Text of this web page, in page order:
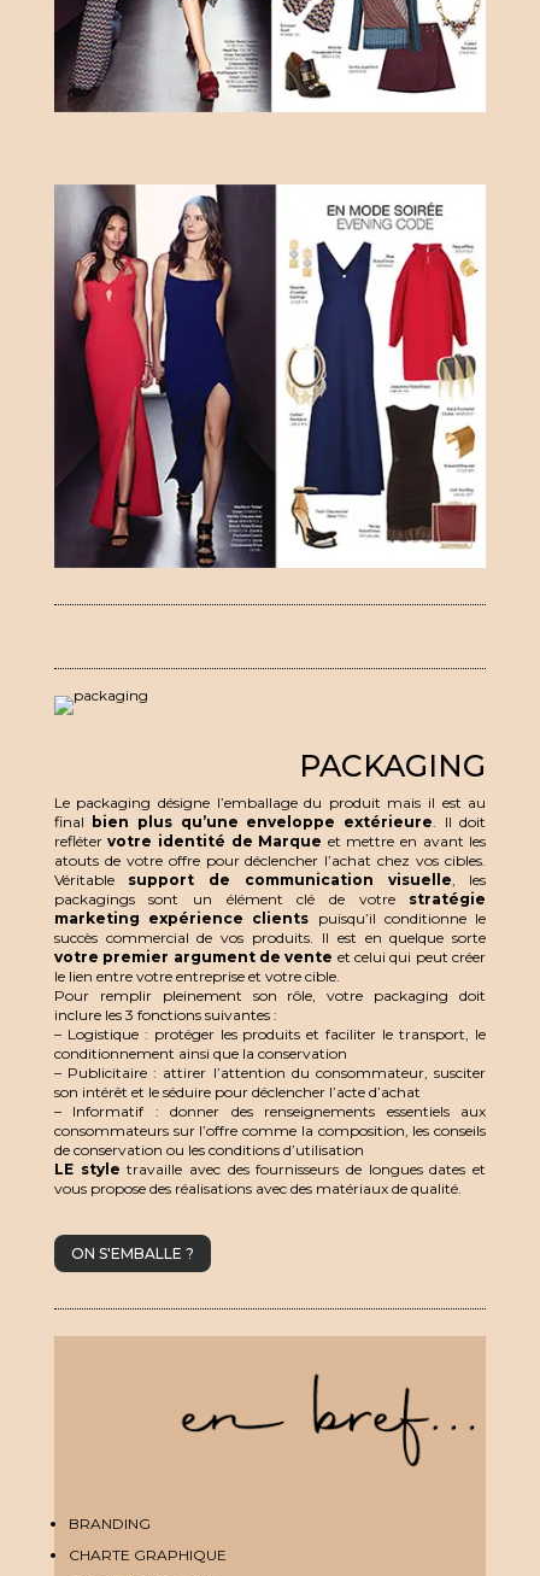
PACKAGING
Le packaging désigne l’emballage du produit mais il est au
final bien plus qu’une enveloppe extérieure . Il doit
reflétervotre identité de Marque et mettre en avant les
atouts de votre offre pour déclencher l’achat chez vos cibles.
Véritablesupport de communication visuelle , les
packagings sont un élément clé de votre stratégie
marketing expérience clients puisqu’il conditionne le
succès commercial de vos produits. Il est en quelque sorte
votre premier argument de vente et celui qui peut créer
le lien entre votre entreprise et votre cible.
Pour remplir pleinement son rôle, votre packaging doit
inclure les 3 fonctions suivantes :
– Logistique : protéger les produits et faciliter le transport, le
conditionnement ainsi que la conservation
– Publicitaire : attirer l’attention du consommateur, susciter
son intérêt et le séduire pour déclencher l’acte d’achat
– Informatif : donner des renseignements essentiels aux
consommateurs sur l’offre comme la composition, les conseils
de conservation ou les conditions d’utilisation
LE style travaille avec des fournisseurs de longues dates et
vous propose des réalisations avec des matériaux de qualité.
ON S'EMBALLE ?
BRANDING
CHARTE GRAPHIQUE